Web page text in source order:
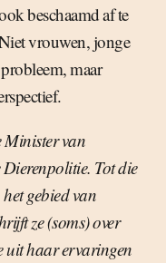
beschaamd af te
vrouwen, jonge
maar
van
Tot die
gebied van
ze (soms) over
uit haar ervaringen